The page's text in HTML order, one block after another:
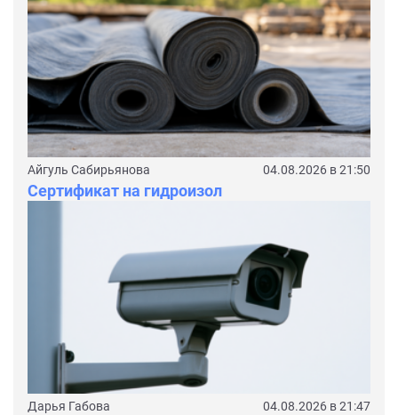
Айгуль Сабирьянова 04.08.2026 в 21:50
Сертификат на гидроизол
Дарья Габова 04.08.2026 в 21:47